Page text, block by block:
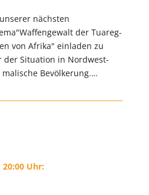
nächsten
der Tuareg-
von Afrika" einladen zu
der Situation in Nordwest-
Bevölkerung.…
20:00 Uhr: